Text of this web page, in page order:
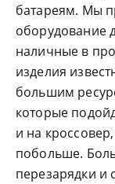
батареям. Мы
оборудование
наличные в
изделия
большим
которые
и на
побольше.
перезарядки и